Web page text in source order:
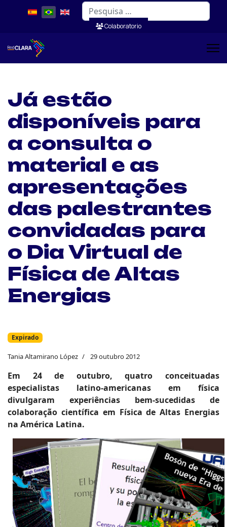
Pesquisar
Colaboratorio
Já estão
disponíveis para
a consulta o
material e as
apresentações
das palestrantes
convidadas para
o Dia Virtual de
Física de Altas
Energias
Expirado
Tania Altamirano López 29 outubro 2012
Em 24 de outubro, quatro conceituadas
especialistas latino-americanas em física
divulgaram experiências bem-sucedidas de
colaboração científica em Física de Altas Energias
na América Latina.